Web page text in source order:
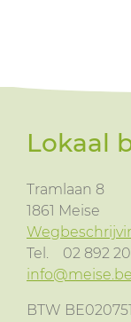
Lokaal
Tramlaan 8
1861 Meise
Tel.
02 892
info@meise.be
BTW